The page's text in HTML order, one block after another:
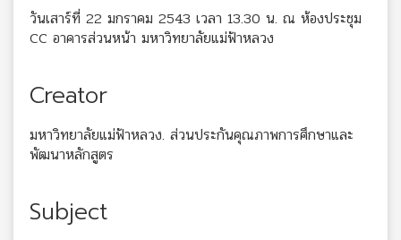
วันเสาร์ที่ 22 มกราคม 2543 เวลา 13.30 น. ณ ห้องประชุม
CC อาคารส่วนหน้า มหาวิทยาลัยแม่ฟ้าหลวง
Creator
มหาวิทยาลัยแม่ฟ้าหลวง. ส่วนประกันคุณภาพการศึกษาและ
พัฒนาหลักสูตร
Subject